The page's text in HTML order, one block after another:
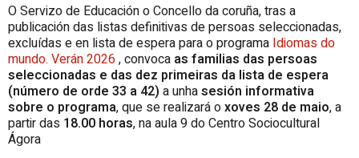
O Servizo de Educación o Concello da coruña, tras a
publicación das listas definitivas de persoas seleccionadas,
excluídas e en lista de espera para o programa Idiomas do
mundo. Verán 2026 , convoca as familias das persoas
seleccionadas e das dez primeiras da lista de espera
(número de orde 33 a 42) a unhasesión informativa
sobre o programa, que se realizará oxoves 28 de maio, a
partir das 18.00 horas, na aula 9 do Centro Sociocultural
Ágora